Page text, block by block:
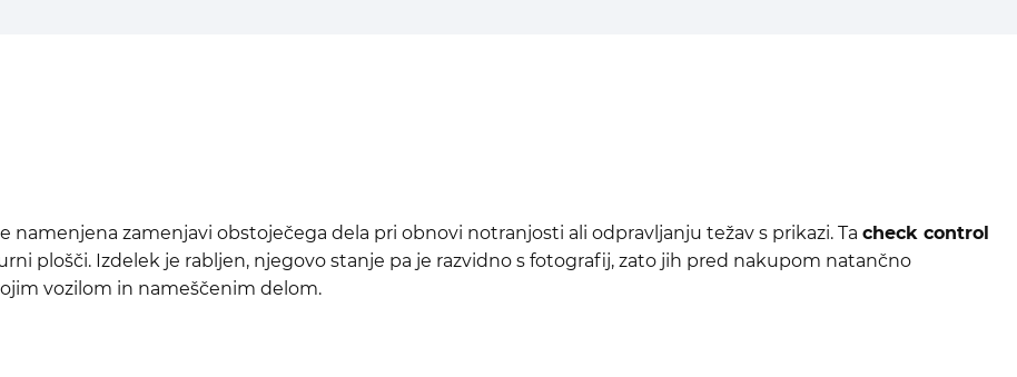
namenjena zamenjavi obstoječega dela pri obnovi notranjosti ali odpravljanju težav s prikazi. Ta check control
plošči. Izdelek je rabljen, njegovo stanje pa je razvidno s fotografij, zato jih pred nakupom natančno
vozilom in nameščenim delom.